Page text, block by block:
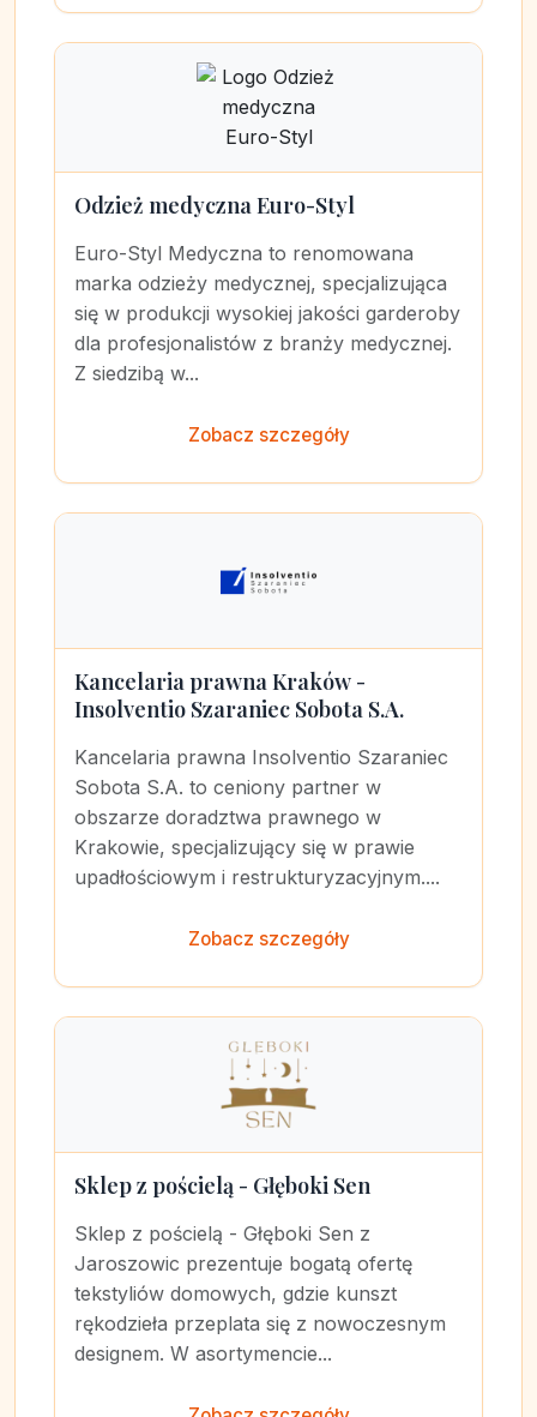
Odzież medyczna Euro-Styl
Euro-Styl Medyczna to renomowana
marka odzieży medycznej, specjalizująca
się w produkcji wysokiej jakości garderoby
dla profesjonalistów z branży medycznej.
Z siedzibą w...
Zobacz szczegóły
Kancelaria prawna Kraków -
Insolventio Szaraniec Sobota S.A.
Kancelaria prawna Insolventio Szaraniec
Sobota S.A. to ceniony partner w
obszarze doradztwa prawnego w
Krakowie, specjalizujący się w prawie
upadłościowym i restrukturyzacyjnym....
Zobacz szczegóły
Sklep z pościelą - Głęboki Sen
Sklep z pościelą - Głęboki Sen z
Jaroszowic prezentuje bogatą ofertę
tekstyliów domowych, gdzie kunszt
rękodzieła przeplata się z nowoczesnym
designem. W asortymencie...